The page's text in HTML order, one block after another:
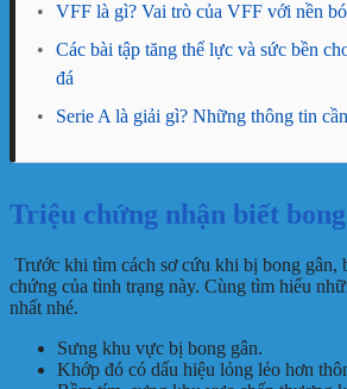
•
VFF là gì? Vai trò của VFF với nền
•
Các bài tập tăng thể lực và sức bền
đá
•
Serie A là giải gì? Những thông tin
Triệu chứng nhận biết
Trước khi tìm cách sơ cứu khi bị bong gân,
chứng của tình trạng này. Cùng tìm hiểu
nhất nhé.
Sưng khu vực bị bong gân.
Khớp đó có dấu hiệu lỏng lẻo hơn